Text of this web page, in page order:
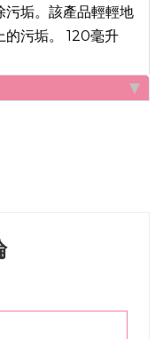
污垢。該產品輕輕地
的污垢。 120毫升